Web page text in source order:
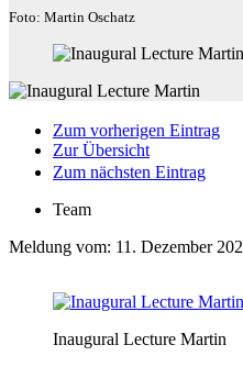
Foto: Martin Oschatz
Zum vorherigen Eintrag
Zur Übersicht
Zum nächsten Eintrag
Team
Meldung vom: 11. Dezember
Inaugural Lecture Martin